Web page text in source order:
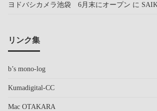
ヨドバシカメラ池袋 6月末にオープン に
リンク集
b’s mono-log
Kumadigital-CC
Mac OTAKARA